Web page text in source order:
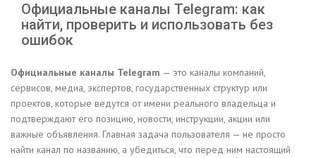
Официальные каналы Telegram: как
найти, проверить и использовать без
ошибок
Официальные каналы Telegram — это каналы компаний,
сервисов, медиа, экспертов, государственных структур или
проектов, которые ведутся от имени реального владельца и
подтверждают его позицию, новости, инструкции, акции или
важные объявления. Главная задача пользователя — не просто
найти канал по названию, а убедиться, что перед ним настоящий